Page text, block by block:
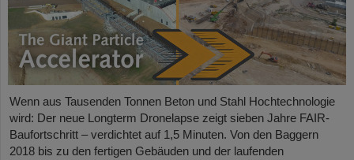
Wenn aus Tausenden Tonnen Beton und Stahl Hochtechnologie
wird: Der neue Longterm Dronelapse zeigt sieben Jahre FAIR-
Baufortschritt – verdichtet auf 1,5 Minuten. Von den Baggern
2018 bis zu den fertigen Gebäuden und der laufenden